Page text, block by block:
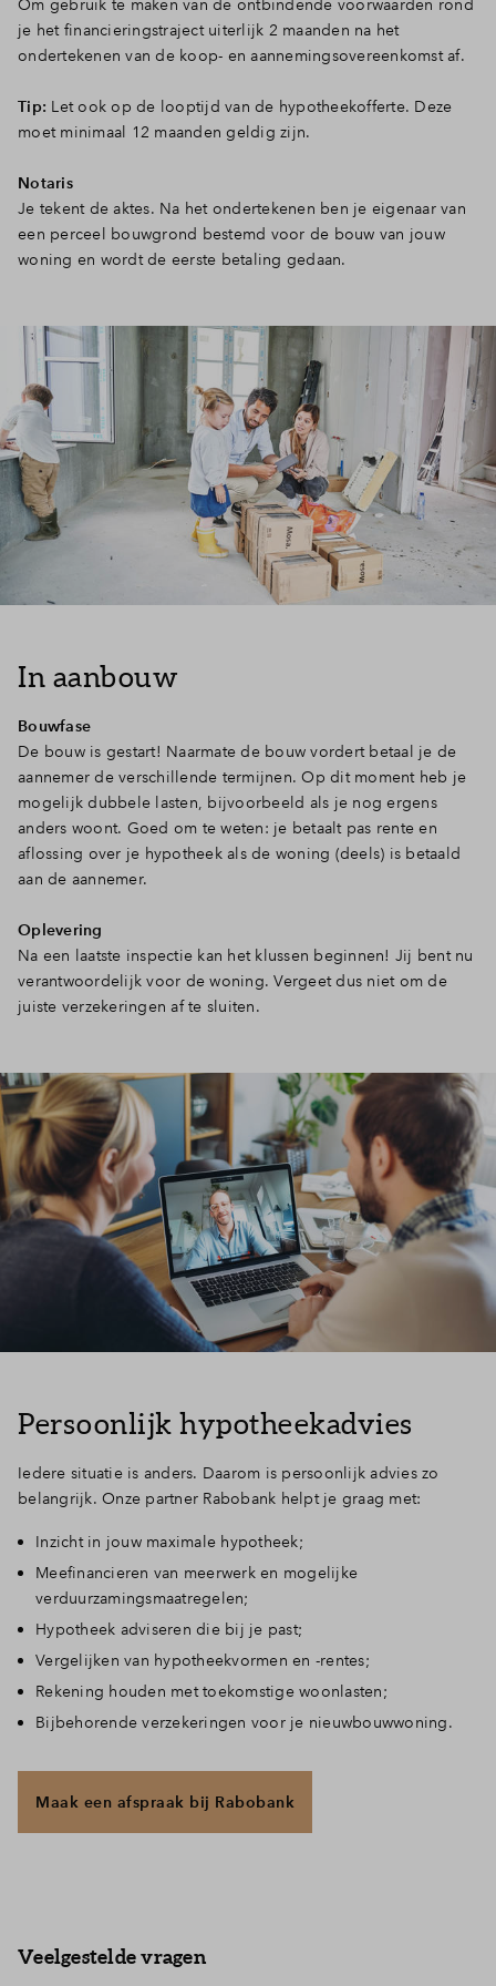
Om gebruik te maken van de ontbindende voorwaarden rond
je het financieringstraject uiterlijk 2 maanden na het
ondertekenen van de koop- en aannemingsovereenkomst af.
Tip: Let ook op de looptijd van de hypotheekofferte. Deze
moet minimaal 12 maanden geldig zijn.
Notaris
Je tekent de aktes. Na het ondertekenen ben je eigenaar van
een perceel bouwgrond bestemd voor de bouw van jouw
woning en wordt de eerste betaling gedaan.
In aanbouw
Bouwfase
De bouw is gestart! Naarmate de bouw vordert betaal je de
aannemer de verschillende termijnen. Op dit moment heb je
mogelijk dubbele lasten, bijvoorbeeld als je nog ergens
anders woont. Goed om te weten: je betaalt pas rente en
aflossing over je hypotheek als de woning (deels) is betaald
aan de aannemer.
Oplevering
Na een laatste inspectie kan het klussen beginnen! Jij bent nu
verantwoordelijk voor de woning. Vergeet dus niet om de
juiste verzekeringen af te sluiten.
Persoonlijk hypotheekadvies
Iedere situatie is anders. Daarom is persoonlijk advies zo
belangrijk. Onze partner Rabobank helpt je graag met:
Inzicht in jouw maximale hypotheek;
Meefinancieren van meerwerk en mogelijke
verduurzamingsmaatregelen;
Hypotheek adviseren die bij je past;
Vergelijken van hypotheekvormen en -rentes;
Rekening houden met toekomstige woonlasten;
Bijbehorende verzekeringen voor je nieuwbouwwoning.
Maak een afspraak bij Rabobank
Veelgestelde vragen